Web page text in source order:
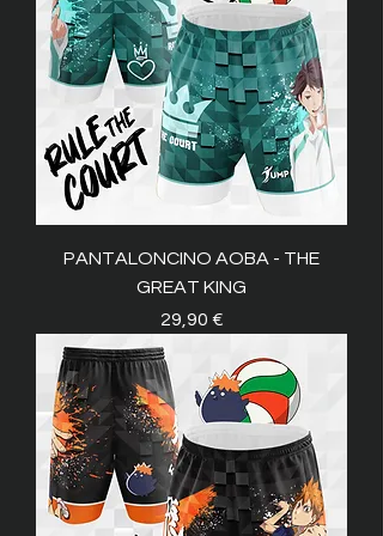
PANTALONCINO AOBA - THE
GREAT KING
Prezzo
29,90 €